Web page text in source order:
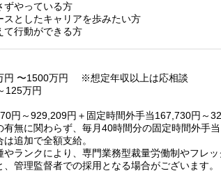
やっている方
としたキャリアを歩みたい方
行動ができる方
円 〜1500万円 ※想定年収以上は応相談
125万円
円～929,209円＋固定時間外手当167,730円～
無に関わらず、毎月40時間分の固定時間外手
追加で全額支給。
ランクにより、専門業務型裁量労働制やフレ
管理監督者での採用となる場合がございます。